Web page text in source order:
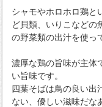
シャモやホロホロ鶏と
ど貝類、いりこなどの
の野菜類の出汁を使っ
濃厚な鶏の旨味が主体
い旨味です。
四葉そばは鳥の良い出
ない、優しい滋味だな